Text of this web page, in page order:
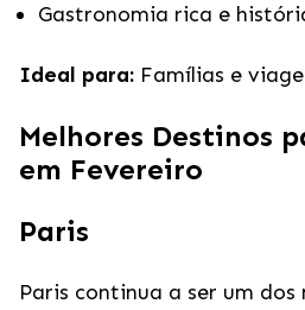
Gastronomia rica e
Ideal para: Famílias e
Melhores Destinos
em Fevereiro
Paris
Paris continua a ser um dos